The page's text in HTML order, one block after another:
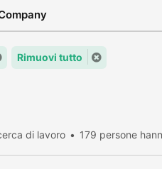
Rimuovi tutto
di lavoro 179 persone